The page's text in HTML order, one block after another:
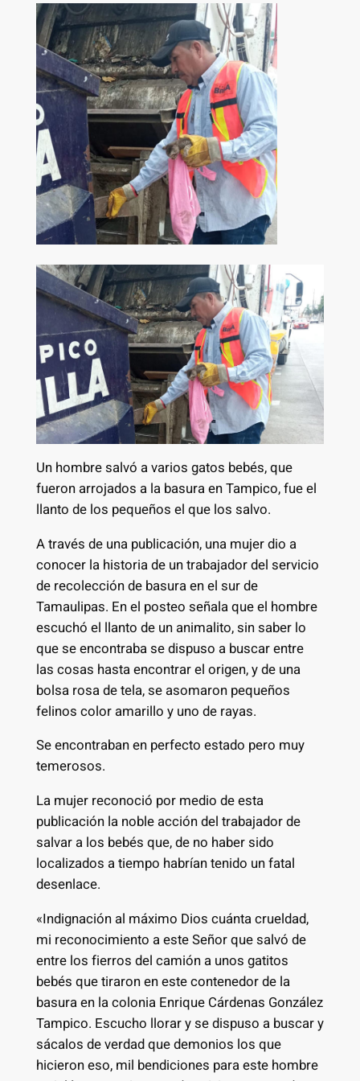
Un hombre salvó a varios gatos bebés, que
fueron arrojados a la basura en Tampico, fue el
llanto de los pequeños el que los salvo.
A través de una publicación, una mujer dio a
conocer la historia de un trabajador del servicio
de recolección de basura en el sur de
Tamaulipas. En el posteo señala que el hombre
escuchó el llanto de un animalito, sin saber lo
que se encontraba se dispuso a buscar entre
las cosas hasta encontrar el origen, y de una
bolsa rosa de tela, se asomaron pequeños
felinos color amarillo y uno de rayas.
Se encontraban en perfecto estado pero muy
temerosos.
La mujer reconoció por medio de esta
publicación la noble acción del trabajador de
salvar a los bebés que, de no haber sido
localizados a tiempo habrían tenido un fatal
desenlace.
«Indignación al máximo Dios cuánta crueldad,
mi reconocimiento a este Señor que salvó de
entre los fierros del camión a unos gatitos
bebés que tiraron en este contenedor de la
basura en la colonia Enrique Cárdenas González
Tampico. Escucho llorar y se dispuso a buscar y
sácalos de verdad que demonios los que
hicieron eso, mil bendiciones para este hombre